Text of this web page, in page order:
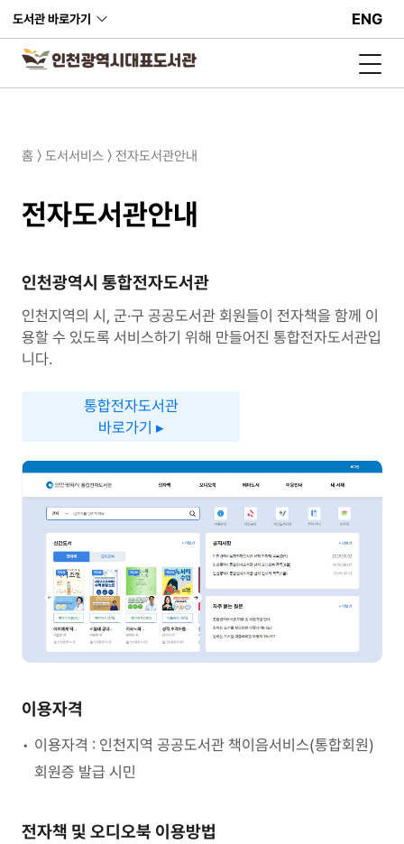
도서관 바로가기 ENG
홈 〉 도서서비스 〉 전자도서관안내
전자도서관안내
인천광역시 통합전자도서관
인천지역의 시, 군·구 공공도서관 회원들이 전자책을 함께 이
용할 수 있도록 서비스하기 위해 만들어진 통합전자도서관입
니다.
통합전자도서관
바로가기 ▸
이용자격
이용자격 : 인천지역 공공도서관 책이음서비스(통합회원)
회원증 발급 시민
전자책 및 오디오북 이용방법